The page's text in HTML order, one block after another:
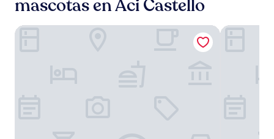
mascotas en Aci Castello
Hotel Malavoglia Grand